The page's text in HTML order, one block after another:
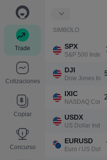
Trade
Cotizaciones
Copiar
Concurso
SIMBOLO
SPX
S&P 500 Index
DJI
Dow Jones
IXIC
NASDAQ
USDX
US Dollar Index
EURUSD
Euro / US Dollar